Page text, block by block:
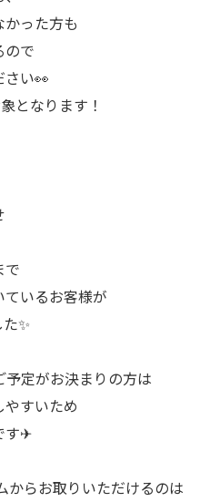
った方も
ので
さい👀
となります！
で
いるお客様が
✨
定がお決まりの方は
すいため
す✈︎
からお取りいただけるのは